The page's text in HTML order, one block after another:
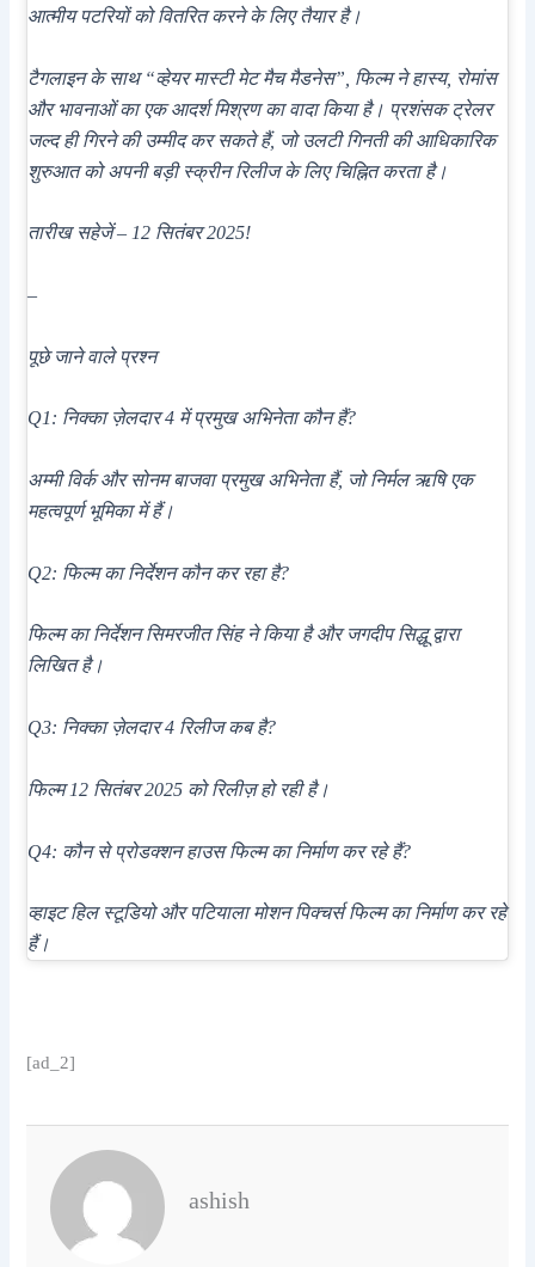
आत्मीय पटरियों को वितरित करने के लिए तैयार है।
टैगलाइन के साथ “व्हेयर मास्टी मेट मैच मैडनेस”, फिल्म ने हास्य, रोमांस
और भावनाओं का एक आदर्श मिश्रण का वादा किया है। प्रशंसक ट्रेलर
जल्द ही गिरने की उम्मीद कर सकते हैं, जो उलटी गिनती की आधिकारिक
शुरुआत को अपनी बड़ी स्क्रीन रिलीज के लिए चिह्नित करता है।
तारीख सहेजें – 12 सितंबर 2025!
–
पूछे जाने वाले प्रश्न
Q1: निक्का ज़ेलदार 4 में प्रमुख अभिनेता कौन हैं?
अम्मी विर्क और सोनम बाजवा प्रमुख अभिनेता हैं, जो निर्मल ऋषि एक
महत्वपूर्ण भूमिका में हैं।
Q2: फिल्म का निर्देशन कौन कर रहा है?
फिल्म का निर्देशन सिमरजीत सिंह ने किया है और जगदीप सिद्धू द्वारा
लिखित है।
Q3: निक्का ज़ेलदार 4 रिलीज कब है?
फिल्म 12 सितंबर 2025 को रिलीज़ हो रही है।
Q4: कौन से प्रोडक्शन हाउस फिल्म का निर्माण कर रहे हैं?
व्हाइट हिल स्टूडियो और पटियाला मोशन पिक्चर्स फिल्म का निर्माण कर रहे
हैं।
[ad_2]
ashish